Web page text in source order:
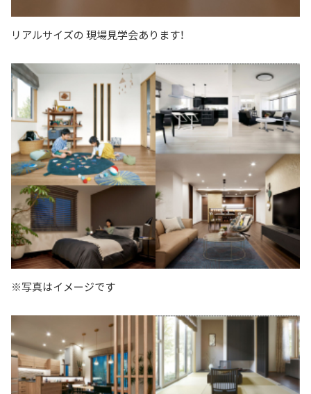
リアルサイズの 現場見学会あります！
※写真はイメージです